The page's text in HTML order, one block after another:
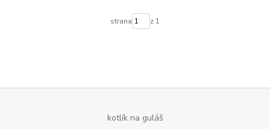
strana z 1
kotlík na guláš